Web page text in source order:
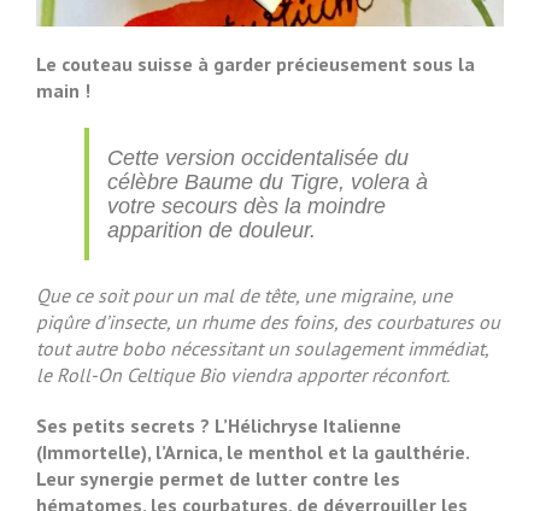
Le couteau suisse à garder précieusement sous la
main !
Cette version occidentalisée du
célèbre Baume du Tigre, volera à
votre secours dès la moindre
apparition de douleur.
Que ce soit pour un mal de tête, une migraine, une
piqûre d’insecte, un rhume des foins, des courbatures ou
tout autre bobo nécessitant un soulagement immédiat,
le Roll-On Celtique Bio viendra apporter réconfort.
Ses petits secrets ? L’Hélichryse Italienne
(Immortelle), l’Arnica, le menthol et la gaulthérie.
Leur synergie permet de lutter contre les
hématomes, les courbatures, de déverrouiller les